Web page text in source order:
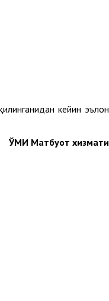
кейин эълон
ЎМИ Матбуот хизмати